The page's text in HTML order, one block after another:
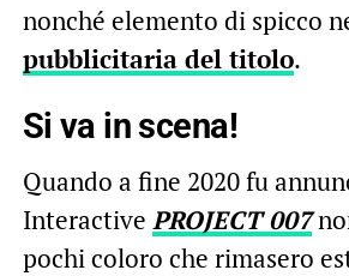
nonché elemento di spicco
pubblicitaria del titolo.
Si va in scena!
Quando a fine 2020 fu
Interactive PROJECT 007
pochi coloro che rimasero